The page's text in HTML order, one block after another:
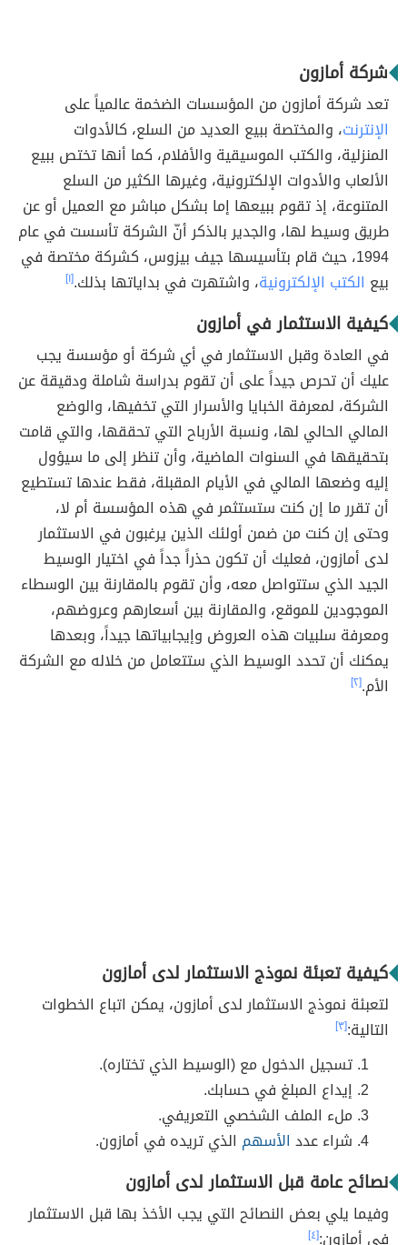
شركة أمازون
تعد شركة أمازون من المؤسسات الضخمة عالمياً على
الإنترنت، والمختصة ببيع العديد من السلع، كالأدوات
المنزلية، والكتب الموسيقية والأفلام، كما أنها تختص ببيع
الألعاب والأدوات الإلكترونية، وغيرها الكثير من السلع
المتنوعة، إذ تقوم ببيعها إما بشكل مباشر مع العميل أو عن
طريق وسيط لها، والجدير بالذكر أنّ الشركة تأسست في عام
1994، حيث قام بتأسيسها جيف بيزوس، كشركة مختصة في
بيع الكتب الإلكترونية، واشتهرت في بداياتها بذلك.[١]
كيفية الاستثمار في أمازون
في العادة وقبل الاستثمار في أي شركة أو مؤسسة يجب
عليك أن تحرص جيداً على أن تقوم بدراسة شاملة ودقيقة عن
الشركة، لمعرفة الخبايا والأسرار التي تخفيها، والوضع
المالي الحالي لها، ونسبة الأرباح التي تحققها، والتي قامت
بتحقيقها في السنوات الماضية، وأن تنظر إلى ما سيؤول
إليه وضعها المالي في الأيام المقبلة، فقط عندها تستطيع
أن تقرر ما إن كنت ستستثمر في هذه المؤسسة أم لا،
وحتى إن كنت من ضمن أولئك الذين يرغبون في الاستثمار
لدى أمازون، فعليك أن تكون حذراً جداً في اختيار الوسيط
الجيد الذي ستتواصل معه، وأن تقوم بالمقارنة بين الوسطاء
الموجودين للموقع، والمقارنة بين أسعارهم وعروضهم،
ومعرفة سلبيات هذه العروض وإيجابياتها جيداً، وبعدها
يمكنك أن تحدد الوسيط الذي ستتعامل من خلاله مع الشركة
الأم.[٢]
كيفية تعبئة نموذج الاستثمار لدى أمازون
لتعبئة نموذج الاستثمار لدى أمازون، يمكن اتباع الخطوات
التالية:[٣]
تسجيل الدخول مع (الوسيط الذي تختاره).
إيداع المبلغ في حسابك.
ملء الملف الشخصي التعريفي.
شراء عدد الأسهم الذي تريده في أمازون.
نصائح عامة قبل الاستثمار لدى أمازون
وفيما يلي بعض النصائح التي يجب الأخذ بها قبل الاستثمار
في أمازون:[٤]